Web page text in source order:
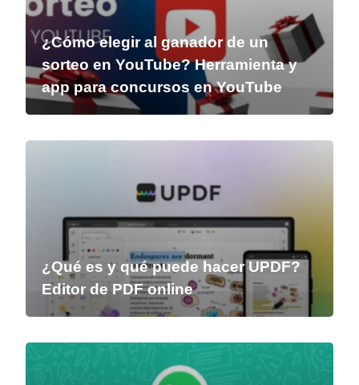
¿Cómo elegir al ganador de un
sorteo en YouTube? Herramienta y
app para concursos en YouTube
¿Qué es y qué puede hacer UPDF?
Editor de PDF online